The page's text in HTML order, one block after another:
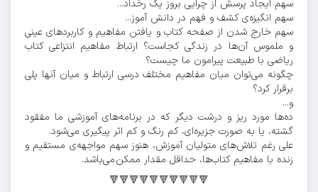
سهم ایجاد پرسش از چرایی بروز یک رخداد...
سهم انگیزه‌ی کشف و فهم در دانش آموز...
سهم خارج شدن از صفحه کتاب و یافتن مفاهیم و کاربردهای عینی
و ملموس آن‌ها در زندگی کجاست؟ ارتباط مفاهیم انتزاعی کتاب
ریاضی با طبیعت پیرامون ما چیست؟
چگونه می‌توان میان مفاهیم مختلف درسی ارتباط و میان آنها پلی
برقرار کرد؟
و...
ده‌ها مورد ریز و درشت دیگر که در برنامه‌های آموزشی ما مفقود
گشته، یا به صورت جزیره‌ای، کم رنگ و کم اثر پیگیری می‌شود.
علی رغم تلاش‌های متولیان آموزش، هنوز سهم مواجهه‌ی مستقیم و
زنده با مفاهیم کتاب‌ها، حداقل مقدار ممکن می‌باشد.
🔻🔻🔻🔻🔻🔻🔻🔻🔻🔻